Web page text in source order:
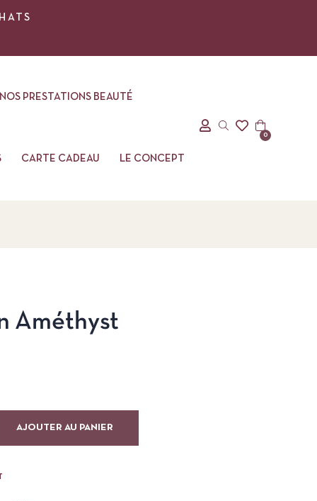
NOS PRESTATIONS BEAUTÉ
CARTE CADEAU LE CONCEPT
0
Améthyst
AJOUTER AU PANIER